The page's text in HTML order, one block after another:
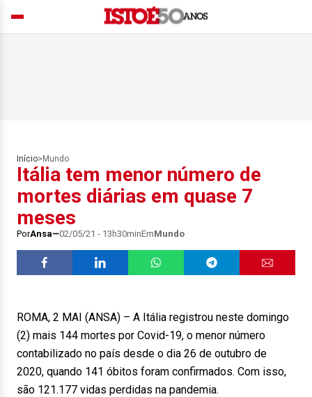
Início> Mundo
Itália tem menor número de
mortes diárias em quase 7
meses
PorAnsa 02/05/21 - 13h30minEmMundo
ROMA, 2 MAI (ANSA) – A Itália registrou neste domingo
(2) mais 144 mortes por Covid-19, o menor número
contabilizado no país desde o dia 26 de outubro de
2020, quando 141 óbitos foram confirmados. Com isso,
são 121.177 vidas perdidas na pandemia.